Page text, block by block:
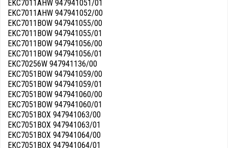
EKC7011AHW 947941051/01
EKC7011AHW 947941052/00
EKC7011BOW 947941055/00
EKC7011BOW 947941055/01
EKC7011BOW 947941056/00
EKC7011BOW 947941056/01
EKC70256W 947941136/00
EKC7051BOW 947941059/00
EKC7051BOW 947941059/01
EKC7051BOW 947941060/00
EKC7051BOW 947941060/01
EKC7051BOX 947941063/00
EKC7051BOX 947941063/01
EKC7051BOX 947941064/00
EKC7051BOX 947941064/01